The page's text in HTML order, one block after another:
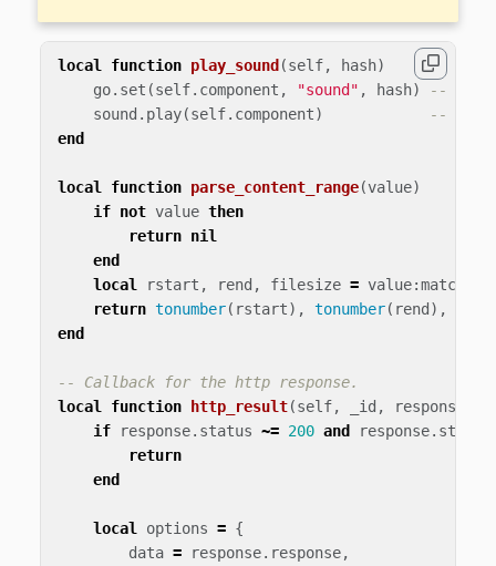
local function play_sound (self, hash)
go. set (self. component , "sound" , hash)
--
sound . play(self. component)
-- start
end
local function parse_content_range(value)
if not value then
return nil
end
local
rstart , rend , filesize = value:match
return tonumber( rstart), tonumber( rend ),
end
-- Callback for the http response.
local function http_result(self, _id , response
if
response. status ~= 200 and response. status
return
end
local options = {
data = response. response,